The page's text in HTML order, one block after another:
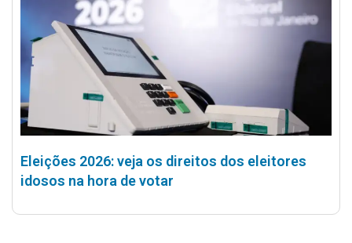
Eleições 2026: veja os direitos dos eleitores
idosos na hora de votar